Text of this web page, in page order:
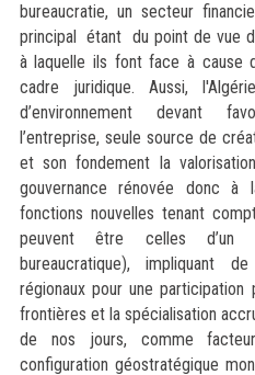
bureaucratie, un secteur
principal étant du point de vue
à laquelle ils font face à cause
cadre juridique. Aussi,
d’environnement devant
l’entreprise, seule source de
et son fondement la
gouvernance rénovée donc
fonctions nouvelles tenant
peuvent être celles d’un
bureaucratique), impliquant
régionaux pour une participation
frontières et la spécialisation
de nos jours, comme
configuration géostratégique